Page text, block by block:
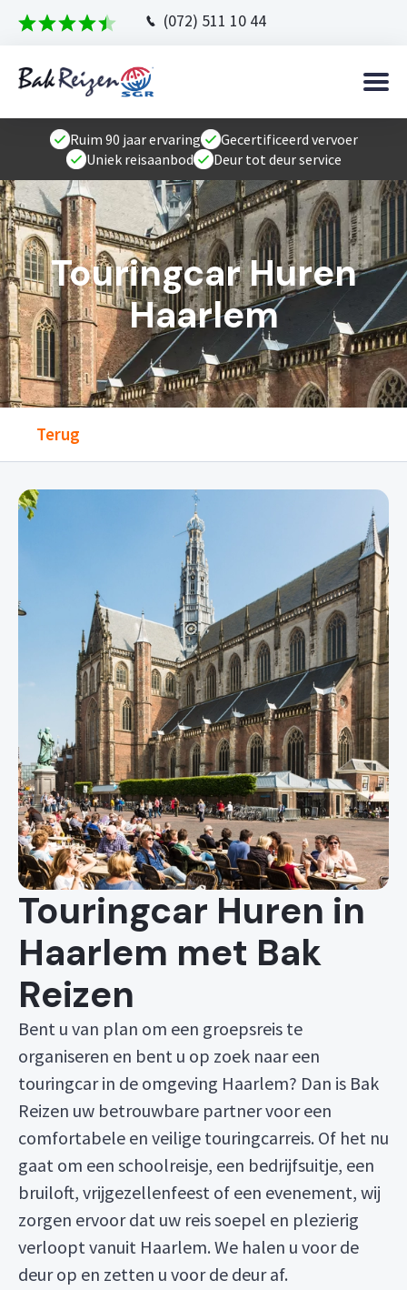
(072) 511 10 44
Ruim 90 jaar ervaring
Gecertificeerd vervoer
Uniek reisaanbod
Deur tot deur service
Touringcar Huren
Haarlem
Terug
Touringcar Huren in
Haarlem met Bak
Reizen
Bent u van plan om een groepsreis te
organiseren en bent u op zoek naar een
touringcar in de omgeving Haarlem? Dan is Bak
Reizen uw betrouwbare partner voor een
comfortabele en veilige touringcarreis. Of het nu
gaat om een schoolreisje, een bedrijfsuitje, een
bruiloft, vrijgezellenfeest of een evenement, wij
zorgen ervoor dat uw reis soepel en plezierig
verloopt vanuit Haarlem. We halen u voor de
deur op en zetten u voor de deur af.